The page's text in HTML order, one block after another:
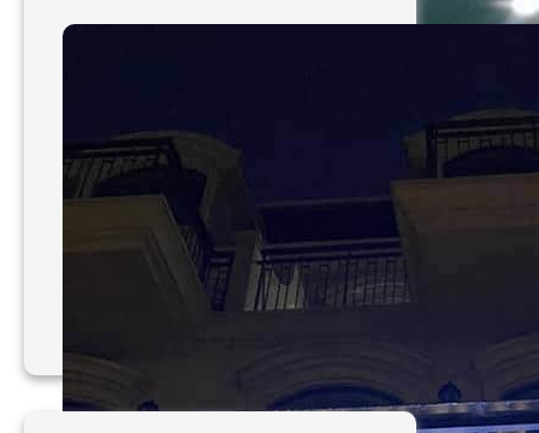
Mẫu bảng hiệu nhà thuốc
TP HCM